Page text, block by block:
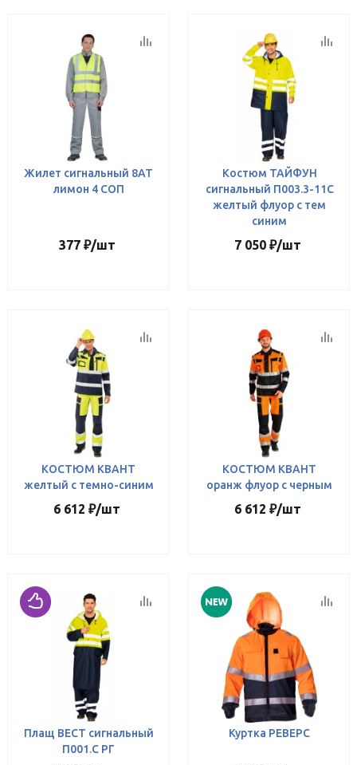
Жилет сигнальный 8АТ
лимон 4 СОП
377₽/шт
Костюм ТАЙФУН
сигнальный П003.3-11С
желтый флуор с тем
синим
7 050 ₽/шт
КОСТЮМ КВАНТ
желтый с темно-синим
6 612 ₽/шт
КОСТЮМ КВАНТ
оранж флуор с черным
6 612 ₽/шт
Плащ ВЕСТ сигнальный
П001.С РГ
Куртка РЕВЕРС